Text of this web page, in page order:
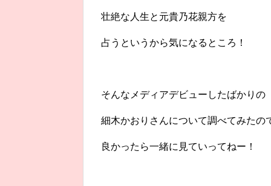
壮絶な人生と元貴乃花親方を
占うというから気になるところ！
そんなメディアデビューしたばかりの
細木かおりさんについて調べてみたの
良かったら一緒に見ていってねー！